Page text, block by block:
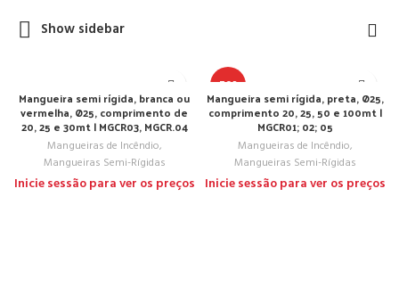
Show sidebar
Mangueira semi rígida, branca ou
vermelha, Ø25, comprimento de
20, 25 e 30mt | MGCR03, MGCR.04
Mangueiras de Incêndio,
Mangueiras Semi-Rígidas
Inicie sessão para ver os preços
TOP
Mangueira semi rígida, preta, Ø25,
comprimento 20, 25, 50 e 100mt |
MGCR01; 02; 05
Mangueiras de Incêndio,
Mangueiras Semi-Rígidas
Inicie sessão para ver os preços